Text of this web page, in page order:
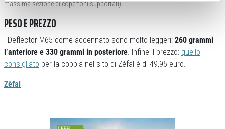
massima sezione di copertoni supportati)
PESO E PREZZO
I Deflector M65 come accennato sono molto leggeri: 260 grammi
l’anteriore e 330 grammi in posteriore. Infine il prezzo: quello
consigliato per la coppia nel sito di Zéfal è di 49,95 euro.
Zèfal
Previous